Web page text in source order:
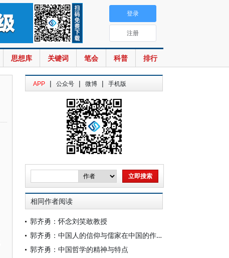
思想库 关键词 笔会 科普 排行
登录
注册
APP | 公众号 | 微博 | 手机版
相同作者阅读
郭齐勇：怀念刘笑敢教授
郭齐勇：中国人的信仰与儒家在中国的作用
郭齐勇：中国哲学的精神与特点